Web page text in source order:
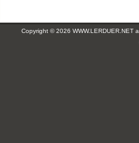
Copyright © 2026 WWW.LERDUER.NET